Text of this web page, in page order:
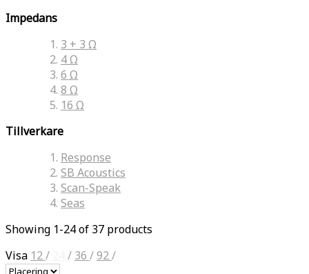
Impedans
3 + 3 Ω
4 Ω
6 Ω
8 Ω
16 Ω
Tillverkare
Response
SB Acoustics
Scan-Speak
Seas
Showing 1-24 of 37 products
Visa 12/ / 36 /92/